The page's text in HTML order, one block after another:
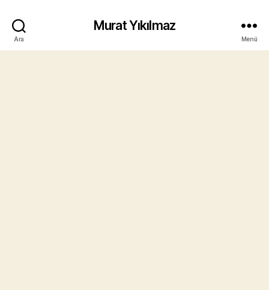
Ara
Murat Yıkılmaz
Menü